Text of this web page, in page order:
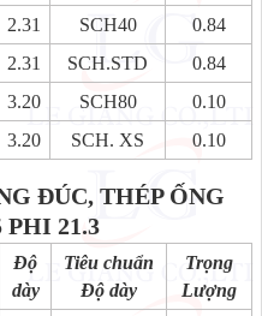
2.31 SCH40
0.84
2.31 SCH.STD
0.84
3.20 SCH80
0.10
3.20 SCH. XS 0.10
ĐÚC, THÉP ỐNG
PHI 21.3
Độ
dày
Tiêu chuẩn
Độ dày
Trọng
Lượng